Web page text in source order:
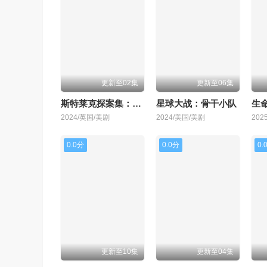
更新至02集
斯特莱克探案集：墨黑之心第六季
2024/英国/美剧
更新至06集
星球大战：骨干小队
2024/美国/美剧
生
0.0分
更新至10集
0.0分
更新至04集